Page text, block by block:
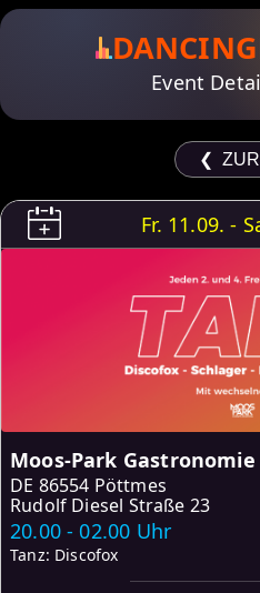
DANCING
Event
❮
Fr. 11.09. -
Moos-Park Gastronomie
DE 86554 Pöttmes
Rudolf Diesel Straße 23
20.00 - 02.00 Uhr
Tanz: Discofox